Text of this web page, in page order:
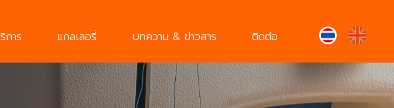
การ แกลเลอรี่ บทความ & ข่าวสาร ติดต่อ